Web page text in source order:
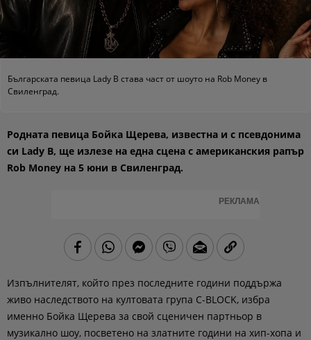
Българската певица Lady B става част от шоуто на Rob Money в
Свиленград.
Родната певица Бойка Щерева, известна и с псевдонима
си Lady B, ще излезе на една сцена с американския рапър
Rob Money на 5 юни в Свиленград.
РЕКЛАМА
Изпълнителят, който през последните години поддържа
живо наследството на култовата група C-BLOCK, избра
именно Бойка Щерева за свой сценичен партньор в
музикално шоу, посветено на златните години на хип-хопа и